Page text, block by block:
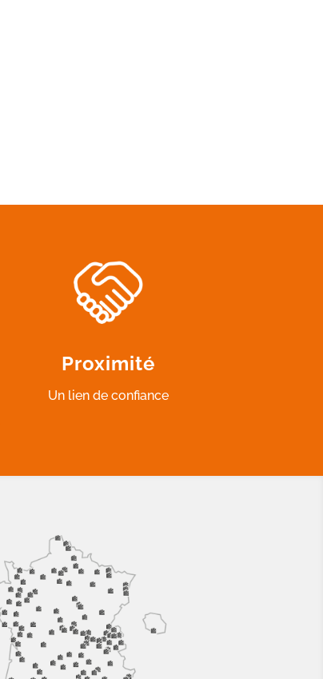
Proximité
Un lien de confiance